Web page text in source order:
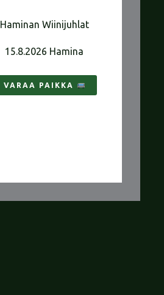
Haminan Wiinijuhlat
15.8.2026 Hamina
VARAA PAIKKA